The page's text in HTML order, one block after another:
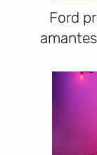
Ford